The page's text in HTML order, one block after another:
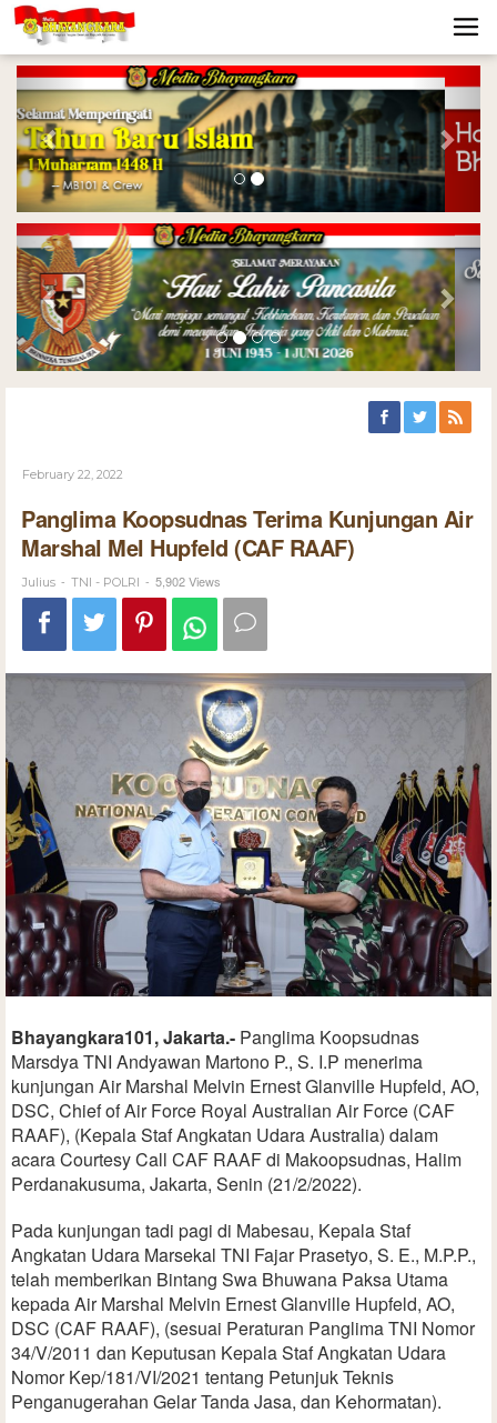
Previous Next
Previous Next
February 22, 2022
Panglima Koopsudnas Terima Kunjungan Air
Marshal Mel Hupfeld (CAF RAAF)
Julius - TNI - POLRI - 5,902 Views
Bhayangkara101, Jakarta.- Panglima Koopsudnas
Marsdya TNI Andyawan Martono P., S. I.P menerima
kunjungan Air Marshal Melvin Ernest Glanville Hupfeld, AO,
DSC, Chief of Air Force Royal Australian Air Force (CAF
RAAF), (Kepala Staf Angkatan Udara Australia) dalam
acara Courtesy Call CAF RAAF di Makoopsudnas, Halim
Perdanakusuma, Jakarta, Senin (21/2/2022).
Pada kunjungan tadi pagi di Mabesau, Kepala Staf
Angkatan Udara Marsekal TNI Fajar Prasetyo, S. E., M.P.P.,
telah memberikan Bintang Swa Bhuwana Paksa Utama
kepada Air Marshal Melvin Ernest Glanville Hupfeld, AO,
DSC (CAF RAAF), (sesuai Peraturan Panglima TNI Nomor
34/V/2011 dan Keputusan Kepala Staf Angkatan Udara
Nomor Kep/181/VI/2021 tentang Petunjuk Teknis
Penganugerahan Gelar Tanda Jasa, dan Kehormatan).